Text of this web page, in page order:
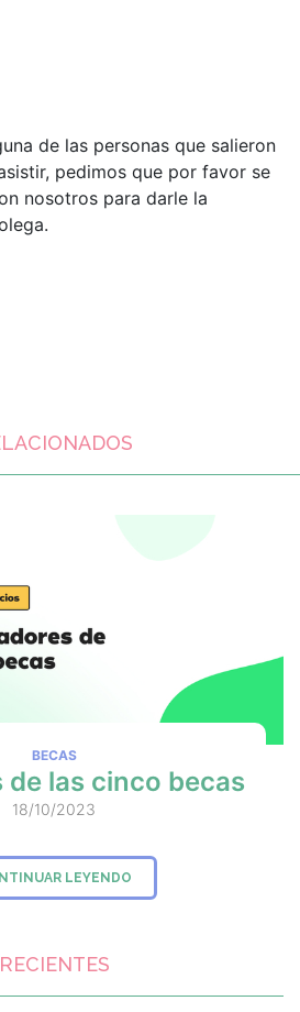
de las personas que salieron
pedimos que por favor se
nosotros para darle la
BECAS
de las cinco becas
18/10/2023
LEYENDO
RECIENTES